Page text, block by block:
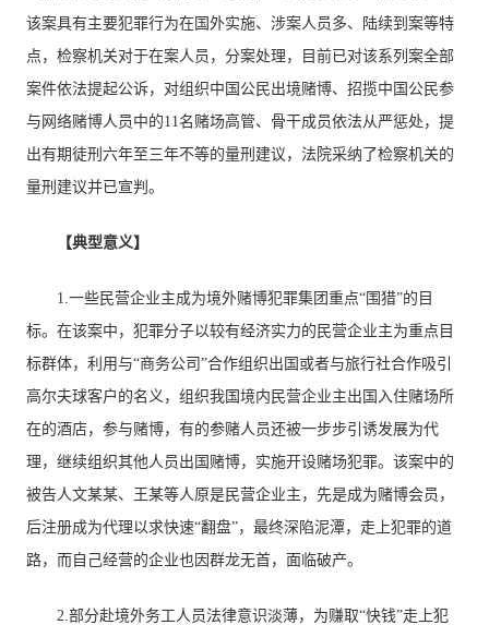
该案具有主要犯罪行为在国外实施、涉案人员多、陆续到案等特
点，检察机关对于在案人员，分案处理，目前已对该系列案全部
案件依法提起公诉，对组织中国公民出境赌博、招揽中国公民参
与网络赌博人员中的11名赌场高管、骨干成员依法从严惩处，提
出有期徒刑六年至三年不等的量刑建议，法院采纳了检察机关的
量刑建议并已宣判。
【典型意义】
1.一些民营企业主成为境外赌博犯罪集团重点“围猎”的目
标。在该案中，犯罪分子以较有经济实力的民营企业主为重点目
标群体，利用与“商务公司”合作组织出国或者与旅行社合作吸引
高尔夫球客户的名义，组织我国境内民营企业主出国入住赌场所
在的酒店，参与赌博，有的参赌人员还被一步步引诱发展为代
理，继续组织其他人员出国赌博，实施开设赌场犯罪。该案中的
被告人文某某、王某等人原是民营企业主，先是成为赌博会员，
后注册成为代理以求快速“翻盘”，最终深陷泥潭，走上犯罪的道
路，而自己经营的企业也因群龙无首，面临破产。
2.部分赴境外务工人员法律意识淡薄，为赚取“快钱”走上犯